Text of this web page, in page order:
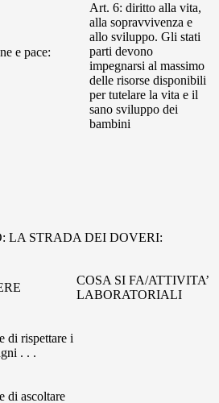
e pace:
Art. 6: diritto alla vita,
alla sopravvivenza e
allo sviluppo. Gli stati
parti devono
impegnarsi al massimo
delle risorse disponibili
per tutelare la vita e il
sano sviluppo dei
bambini
LA STRADA DEI DOVERI:
COSA SI FA/ATTIVITA’
LABORATORIALI
di rispettare i
. . .
di ascoltare